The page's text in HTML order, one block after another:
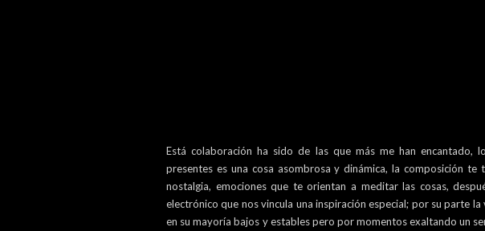
Está colaboración ha sido de las que más me han encantado,
presentes es una cosa asombrosa y dinámica, la composición
nostalgia, emociones que te orientan a meditar las cosas,
electrónico que nos vincula una inspiración especial; por su parte
en su mayoría bajos y estables pero por momentos exaltando un